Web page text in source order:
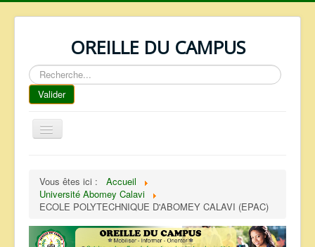
OREILLE DU CAMPUS
Rechercher
Valider
Basculer
la
REPERTOIRE
QUI SOMMES NOUS ?
NOS SERVICES
Vous êtes ici :
Accueil
Université Abomey Calavi
ECOLE POLYTECHNIQUE D'ABOMEY CALAVI (EPAC)